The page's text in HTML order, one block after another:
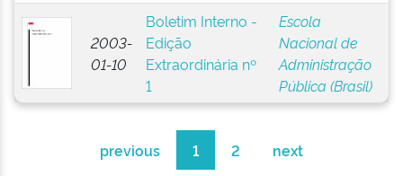
2003-
01-10
Boletim Interno -
Edição
Extraordinária nº
1
Escola
Nacional de
Administração
Pública (Brasil)
previous 1 2 next